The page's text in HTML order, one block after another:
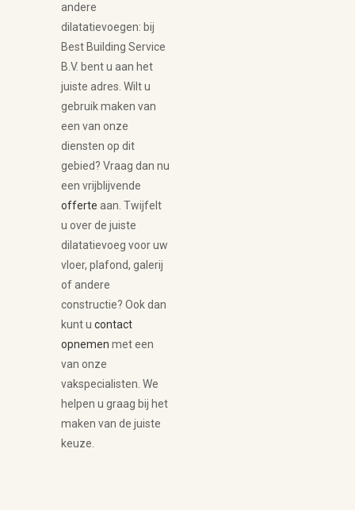
andere
dilatatievoegen: bij
Best Building Service
B.V. bent u aan het
juiste adres. Wilt u
gebruik maken van
een van onze
diensten op dit
gebied? Vraag dan nu
een vrijblijvende
offerte aan. Twijfelt
u over de juiste
dilatatievoeg voor uw
vloer, plafond, galerij
of andere
constructie? Ook dan
kunt u contact
opnemen met een
van onze
vakspecialisten. We
helpen u graag bij het
maken van de juiste
keuze.